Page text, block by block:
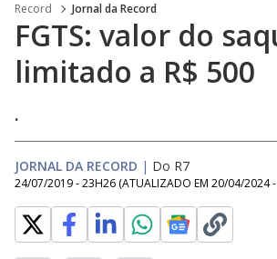
Record Jornal da Record
FGTS: valor do
limitado a R$ 500
.
JORNAL DA RECORD | Do R7
24/07/2019 - 23H26 (ATUALIZADO EM 20/04/2024